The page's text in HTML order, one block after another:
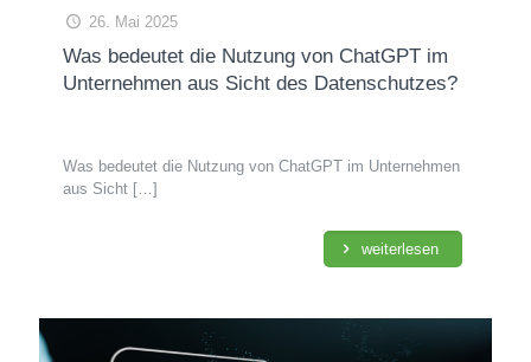
26. Mai 2025
Was bedeutet die Nutzung von ChatGPT im
Unternehmen aus Sicht des Datenschutzes?
Was bedeutet die Nutzung von ChatGPT im Unternehmen
aus Sicht […]
weiterlesen